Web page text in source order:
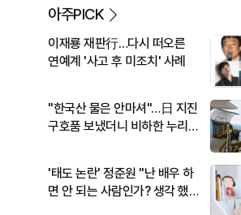
아주PICK
이재룡 재판行…다시 떠오른
연예계 '사고 후 미조치' 사례
"한국산 물은 안마셔"…日 지진
구호품 보냈더니 비하한 누리
'태도 논란' 정준원 "난 배우 하
면 안 되는 사람인가? 생각 했